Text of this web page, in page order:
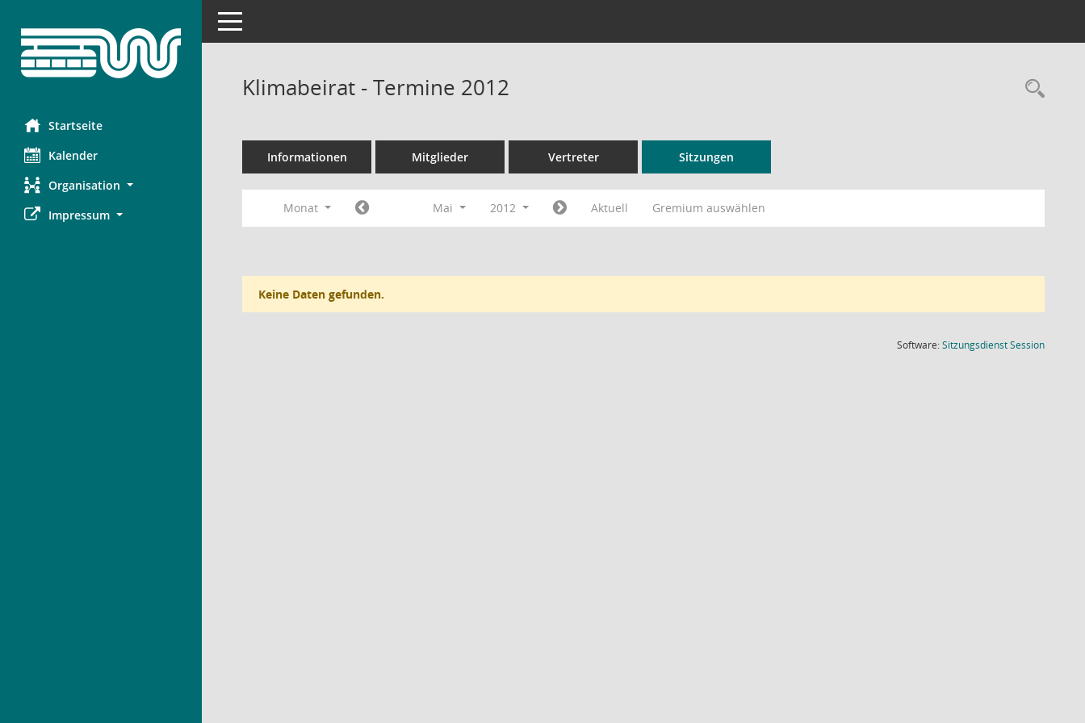
Startseite
Kalender
Organisation
Impressum
Toggle navigation
Klimabeirat - Termine 2012
Informationen Mitglieder Vertreter Sitzungen
Monat Mai 2012 Aktuell Gremium auswählen
Keine Daten gefunden.
Software:SitzungsdienstSession(Wird in